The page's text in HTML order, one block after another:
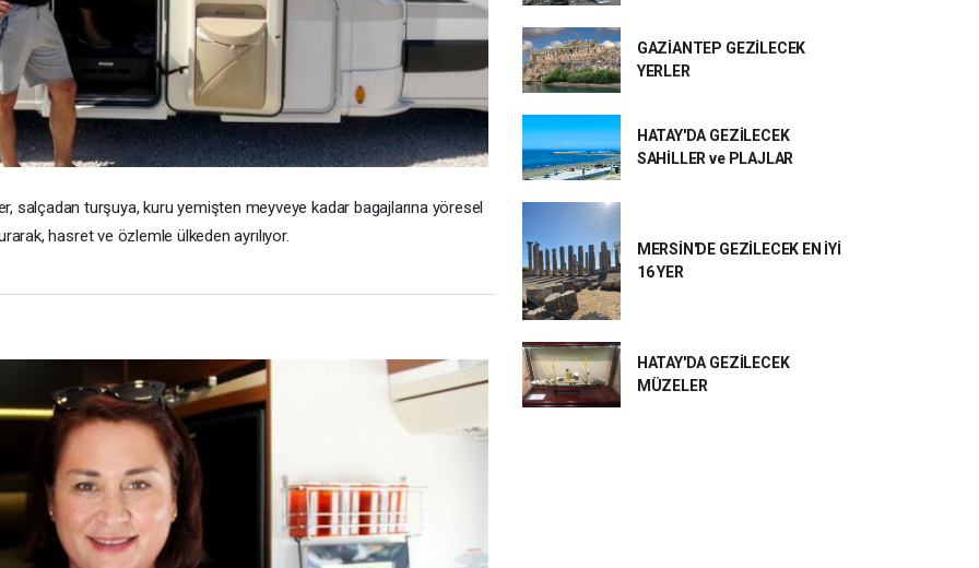
salçadan turşuya, kuru yemişten meyveye kadar bagajlarına yöresel
hasret ve özlemle ülkeden ayrılıyor.
GAZİANTEP GEZİLECEK
YERLER
HATAY'DA GEZİLECEK
SAHİLLER ve PLAJLAR
MERSİN'DE GEZİLECEK EN İYİ
16 YER
HATAY'DA GEZİLECEK
MÜZELER